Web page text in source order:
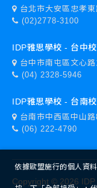
台北市大安區忠孝
(02)2778-3100
IDP雅思學校 - 台中
台中市南屯區文心
(04) 2328-5946
IDP雅思學校 - 台南
台南市中西區中山
(06) 222-4790
Copyright © 2026
依據歐盟施行的個人資